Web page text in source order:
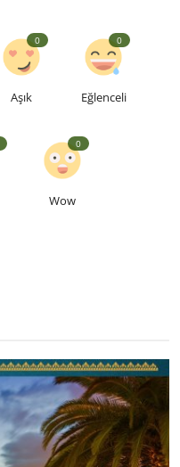
Aşık
0
Eğlenceli
0
Wow
0